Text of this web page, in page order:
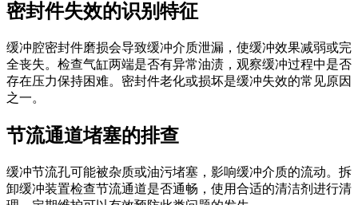
密封件失效的识别特征
缓冲腔密封件磨损会导致缓冲介质泄漏，使缓冲效果减弱或完
全丧失。检查气缸两端是否有异常油渍，观察缓冲过程中是否
存在压力保持困难。密封件老化或损坏是缓冲失效的常见原因
之一。
节流通道堵塞的排查
缓冲节流孔可能被杂质或油污堵塞，影响缓冲介质的流动。拆
卸缓冲装置检查节流通道是否通畅，使用合适的清洁剂进行清